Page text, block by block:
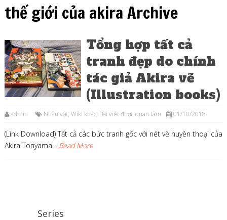
thế giới của akira Archive
Tổng hợp tất cả
tranh đẹp do chính
tác giả Akira vẽ
(Illustration books)
admin Nhân vật, Wiki khác, Bài viết được quan tâm 01/10/2018
(Link Download) Tất cả các bức tranh gốc với nét vẽ huyền thoại của
Akira Toriyama ...Read More
Series